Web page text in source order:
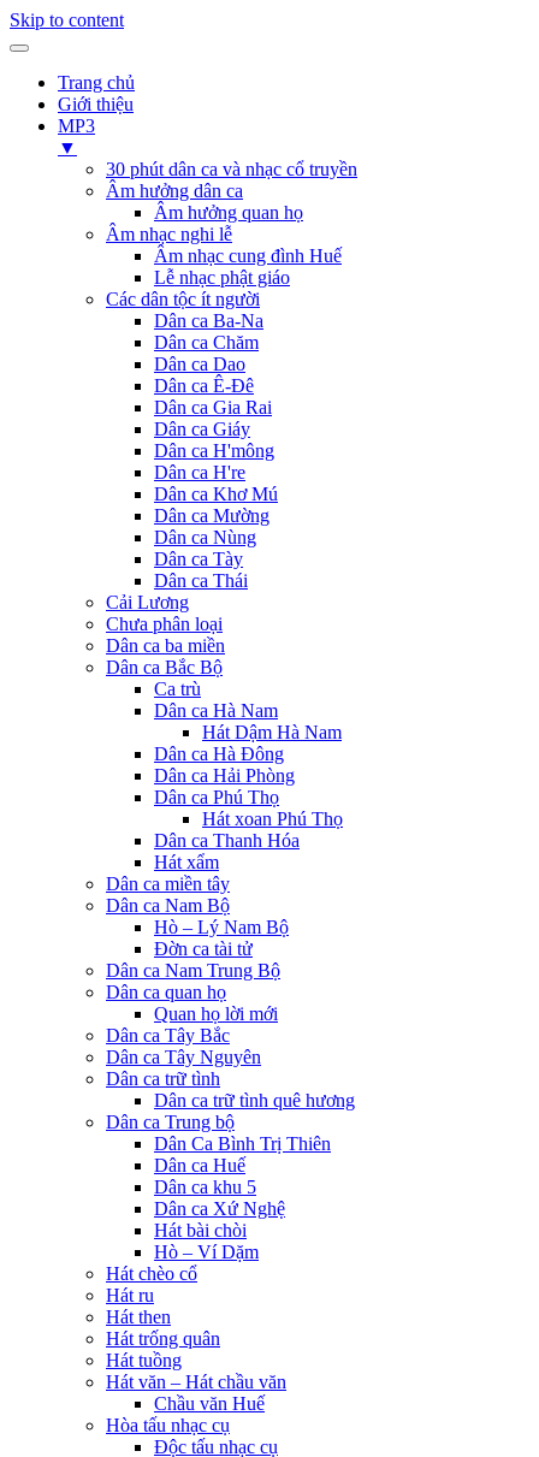
Skip to content
Trang chủ
Giới thiệu
MP3
▼
30 phút dân ca và nhạc cổ truyền
Âm hưởng dân ca
Âm hưởng quan họ
Âm nhạc nghi lễ
Âm nhạc cung đình Huế
Lễ nhạc phật giáo
Các dân tộc ít người
Dân ca Ba-Na
Dân ca Chăm
Dân ca Dao
Dân ca Ê-Đê
Dân ca Gia Rai
Dân ca Giáy
Dân ca H'mông
Dân ca H're
Dân ca Khơ Mú
Dân ca Mường
Dân ca Nùng
Dân ca Tày
Dân ca Thái
Cải Lương
Chưa phân loại
Dân ca ba miền
Dân ca Bắc Bộ
Ca trù
Dân ca Hà Nam
Hát Dậm Hà Nam
Dân ca Hà Đông
Dân ca Hải Phòng
Dân ca Phú Thọ
Hát xoan Phú Thọ
Dân ca Thanh Hóa
Hát xẩm
Dân ca miền tây
Dân ca Nam Bộ
Hò – Lý Nam Bộ
Đờn ca tài tử
Dân ca Nam Trung Bộ
Dân ca quan họ
Quan họ lời mới
Dân ca Tây Bắc
Dân ca Tây Nguyên
Dân ca trữ tình
Dân ca trữ tình quê hương
Dân ca Trung bộ
Dân Ca Bình Trị Thiên
Dân ca Huế
Dân ca khu 5
Dân ca Xứ Nghệ
Hát bài chòi
Hò – Ví Dặm
Hát chèo cổ
Hát ru
Hát then
Hát trống quân
Hát tuồng
Hát văn – Hát chầu văn
Chầu văn Huế
Hòa tấu nhạc cụ
Độc tấu nhạc cụ